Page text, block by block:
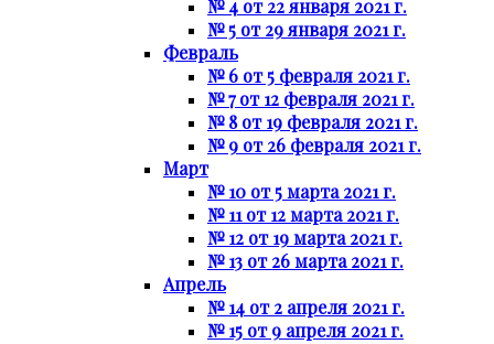
№ 4 от 22 января 2021 г.
№ 5 от 29 января 2021 г.
Февраль
№ 6 от 5 февраля 2021 г.
№ 7 от 12 февраля 2021 г.
№ 8 от 19 февраля 2021 г.
№ 9 от 26 февраля 2021 г.
Март
№ 10 от 5 марта 2021 г.
№ 11 от 12 марта 2021 г.
№ 12 от 19 марта 2021 г.
№ 13 от 26 марта 2021 г.
Апрель
№ 14 от 2 апреля 2021 г.
№ 15 от 9 апреля 2021 г.